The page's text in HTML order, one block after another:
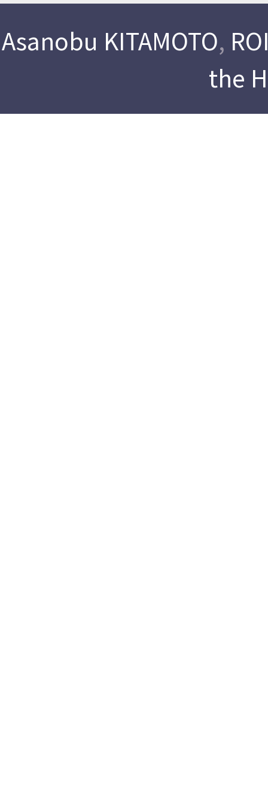
Asanobu KITAMOTO,
the